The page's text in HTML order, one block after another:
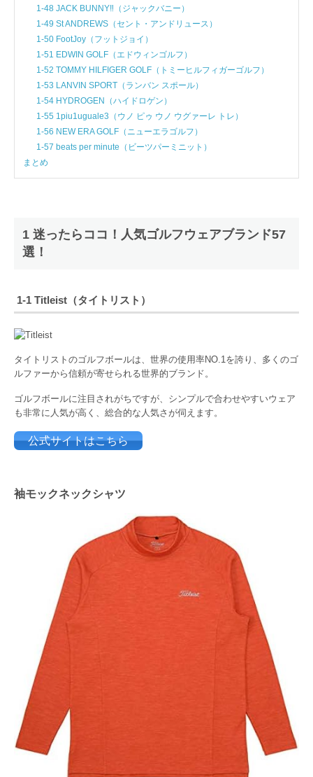
1-48 JACK BUNNY‼（ジャックバニー）
1-49 St ANDREWS（セント・アンドリュース）
1-50 FootJoy（フットジョイ）
1-51 EDWIN GOLF（エドウィンゴルフ）
1-52 TOMMY HILFIGER GOLF（トミーヒルフィガーゴルフ）
1-53 LANVIN SPORT（ランバン スポール）
1-54 HYDROGEN（ハイドロゲン）
1-55 1piu1uguale3（ウノ ピゥ ウノ ウグァーレ トレ）
1-56 NEW ERA GOLF（ニューエラゴルフ）
1-57 beats per minute（ビーツパーミニット）
まとめ
1 迷ったらココ！人気ゴルフウェアブランド57
選！
1-1 Titleist（タイトリスト）
タイトリストのゴルフボールは、世界の使用率NO.1を誇り、多くのゴ
ルファーから信頼が寄せられる世界的ブランド。
ゴルフボールに注目されがちですが、シンプルで合わせやすいウェア
も非常に人気が高く、総合的な人気さが伺えます。
公式サイトはこちら
袖モックネックシャツ